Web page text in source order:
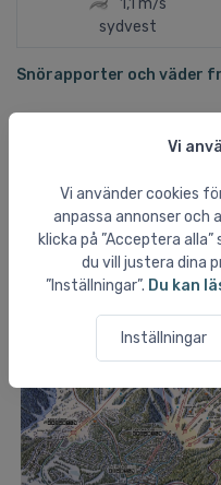
Vi
Vi använder cookies
anpassa annonser och
klicka på ”Acceptera
du vill justera dina
”Inställningar”. Du kan
Inställningar
sydvest
Snörapporter och väder